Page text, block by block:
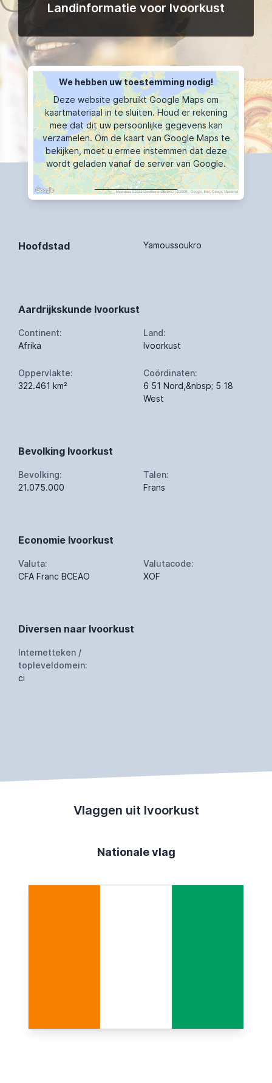
Landinformatie voor Ivoorkust
We hebben uw toestemming nodig!
Deze website gebruikt Google Maps om
kaartmateriaal in te sluiten. Houd er rekening
mee dat dit uw persoonlijke gegevens kan
verzamelen. Om de kaart van Google Maps te
bekijken, moet u ermee instemmen dat deze
wordt geladen vanaf de server van Google.
KAART TOONT
Hoofdstad Yamoussoukro
Aardrijkskunde Ivoorkust
Continent:
Afrika
Land:
Ivoorkust
Oppervlakte:
322.461 km²
Coördinaten:
6 51 Nord,&nbsp; 5 18
West
Bevolking Ivoorkust
Bevolking:
21.075.000
Talen:
Frans
Economie Ivoorkust
Valuta:
CFA Franc BCEAO
Valutacode:
XOF
Diversen naar Ivoorkust
Internetteken /
topleveldomein:
ci
Vlaggen uit Ivoorkust
Nationale vlag